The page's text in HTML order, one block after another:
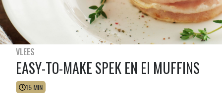
VLEES
EASY-TO-MAKE SPEK EN EI MUFFINS
15 MIN